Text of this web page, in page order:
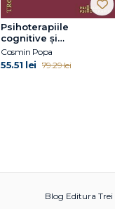
Psihoterapiile
cognitive și
comportamentale în
tulburările de
personalitate. Aplicații
Cosmin Popa
55.51 lei 79.29 lei
Blog Editura Trei